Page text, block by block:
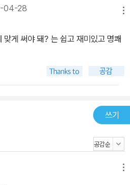
04-28
게 써야 돼? 는 쉽고 재미있고 명쾌
쓰기